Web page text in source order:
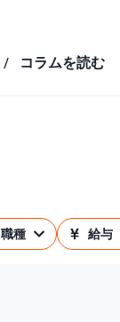
/ コラムを読む
職種 給与